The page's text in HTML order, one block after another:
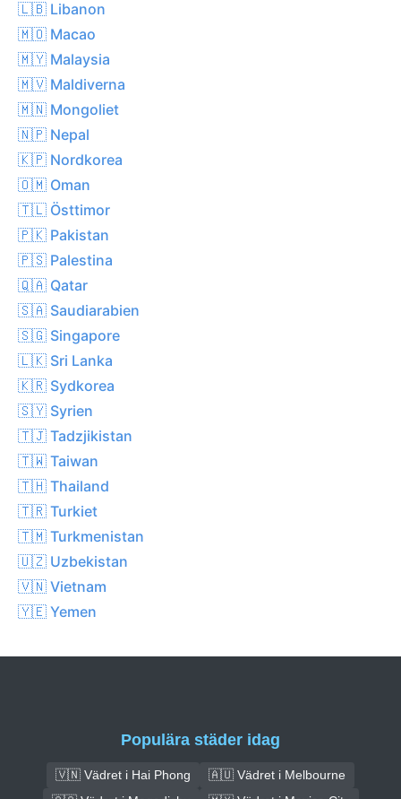
🇱🇧 Libanon
🇲🇴 Macao
🇲🇾 Malaysia
🇲🇻 Maldiverna
🇲🇳 Mongoliet
🇳🇵 Nepal
🇰🇵 Nordkorea
🇴🇲 Oman
🇹🇱 Östtimor
🇵🇰 Pakistan
🇵🇸 Palestina
🇶🇦 Qatar
🇸🇦 Saudiarabien
🇸🇬 Singapore
🇱🇰 Sri Lanka
🇰🇷 Sydkorea
🇸🇾 Syrien
🇹🇯 Tadzjikistan
🇹🇼 Taiwan
🇹🇭 Thailand
🇹🇷 Turkiet
🇹🇲 Turkmenistan
🇺🇿 Uzbekistan
🇻🇳 Vietnam
🇾🇪 Yemen
Populära städer idag
🇻🇳 Vädret i Hai Phong
🇦🇺 Vädret i Melbourne